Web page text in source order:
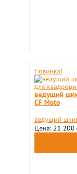
Новинка!
ведущий
CF Moto
ведущий
Цена: 21 200